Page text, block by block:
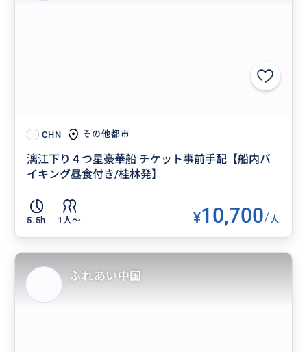
CHN その他都市
漓江下り４つ星豪華船 チケット事前手配【船内バ
イキング昼食付き/桂林発】
5.5h 1人〜 ¥10,700/人
ふれあい中国